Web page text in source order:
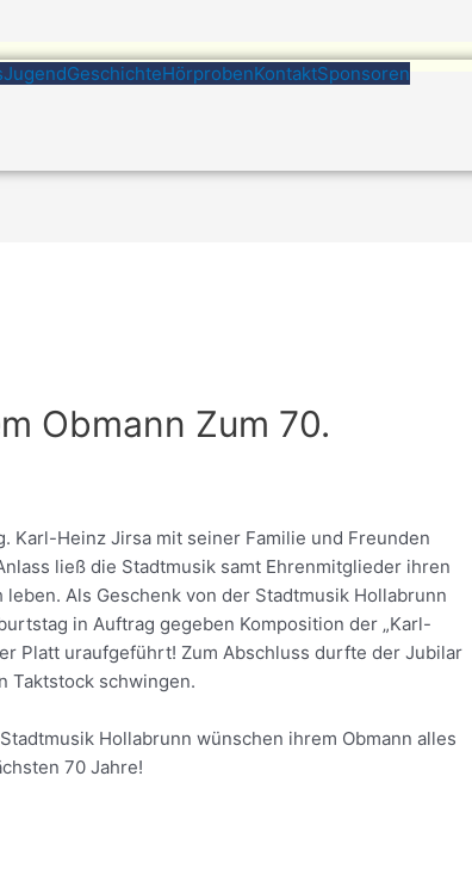
JugendGeschichteHörprobenKontaktSponsoren
Obmann Zum 70.
Karl-Heinz Jirsa mit seiner Familie und Freunden
ließ die Stadtmusik samt Ehrenmitglieder ihren
Als Geschenk von der Stadtmusik Hollabrunn
in Auftrag gegeben Komposition der „Karl-
Platt uraufgeführt! Zum Abschluss durfte der Jubilar
Taktstock schwingen.
Hollabrunn wünschen ihrem Obmann alles
70 Jahre!